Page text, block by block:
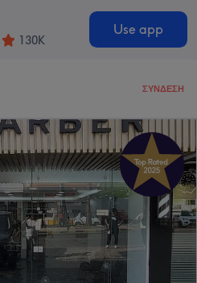
130K
Use app
ΣΎΝΔΕΣΗ